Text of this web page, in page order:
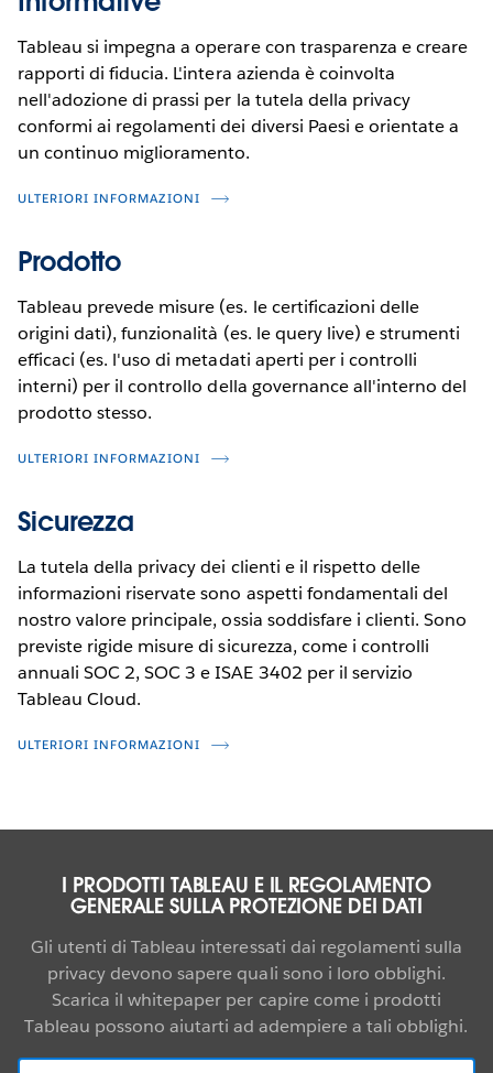
Tableau si impegna a operare con trasparenza e creare
rapporti di fiducia. L'intera azienda è coinvolta
nell'adozione di prassi per la tutela della privacy
conformi ai regolamenti dei diversi Paesi e orientate a
un continuo miglioramento.
ULTERIORI INFORMAZIONI
Prodotto
Tableau prevede misure (es. le certificazioni delle
origini dati), funzionalità (es. le query live) e strumenti
efficaci (es. l'uso di metadati aperti per i controlli
interni) per il controllo della governance all'interno del
prodotto stesso.
ULTERIORI INFORMAZIONI
Sicurezza
La tutela della privacy dei clienti e il rispetto delle
informazioni riservate sono aspetti fondamentali del
nostro valore principale, ossia soddisfare i clienti. Sono
previste rigide misure di sicurezza, come i controlli
annuali SOC 2, SOC 3 e ISAE 3402 per il servizio
Tableau Cloud.
ULTERIORI INFORMAZIONI
I PRODOTTI TABLEAU E IL REGOLAMENTO
GENERALE SULLA PROTEZIONE DEI DATI
Gli utenti di Tableau interessati dai regolamenti sulla
privacy devono sapere quali sono i loro obblighi.
Scarica il whitepaper per capire come i prodotti
Tableau possono aiutarti ad adempiere a tali obblighi.